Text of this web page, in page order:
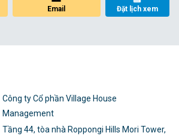
Email Đặt lịch xem
Công ty Cổ phần Village House
Management
Tầng 44, tòa nhà Roppongi Hills Mori Tower,